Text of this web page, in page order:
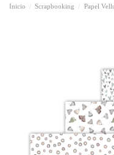
Inicio Scrapbooking Papel